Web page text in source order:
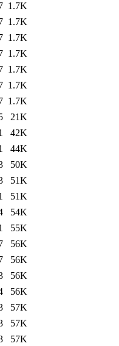
1.7K
1.7K
1.7K
1.7K
1.7K
1.7K
1.7K
21K
42K
44K
50K
51K
51K
54K
55K
56K
56K
56K
56K
57K
57K
57K